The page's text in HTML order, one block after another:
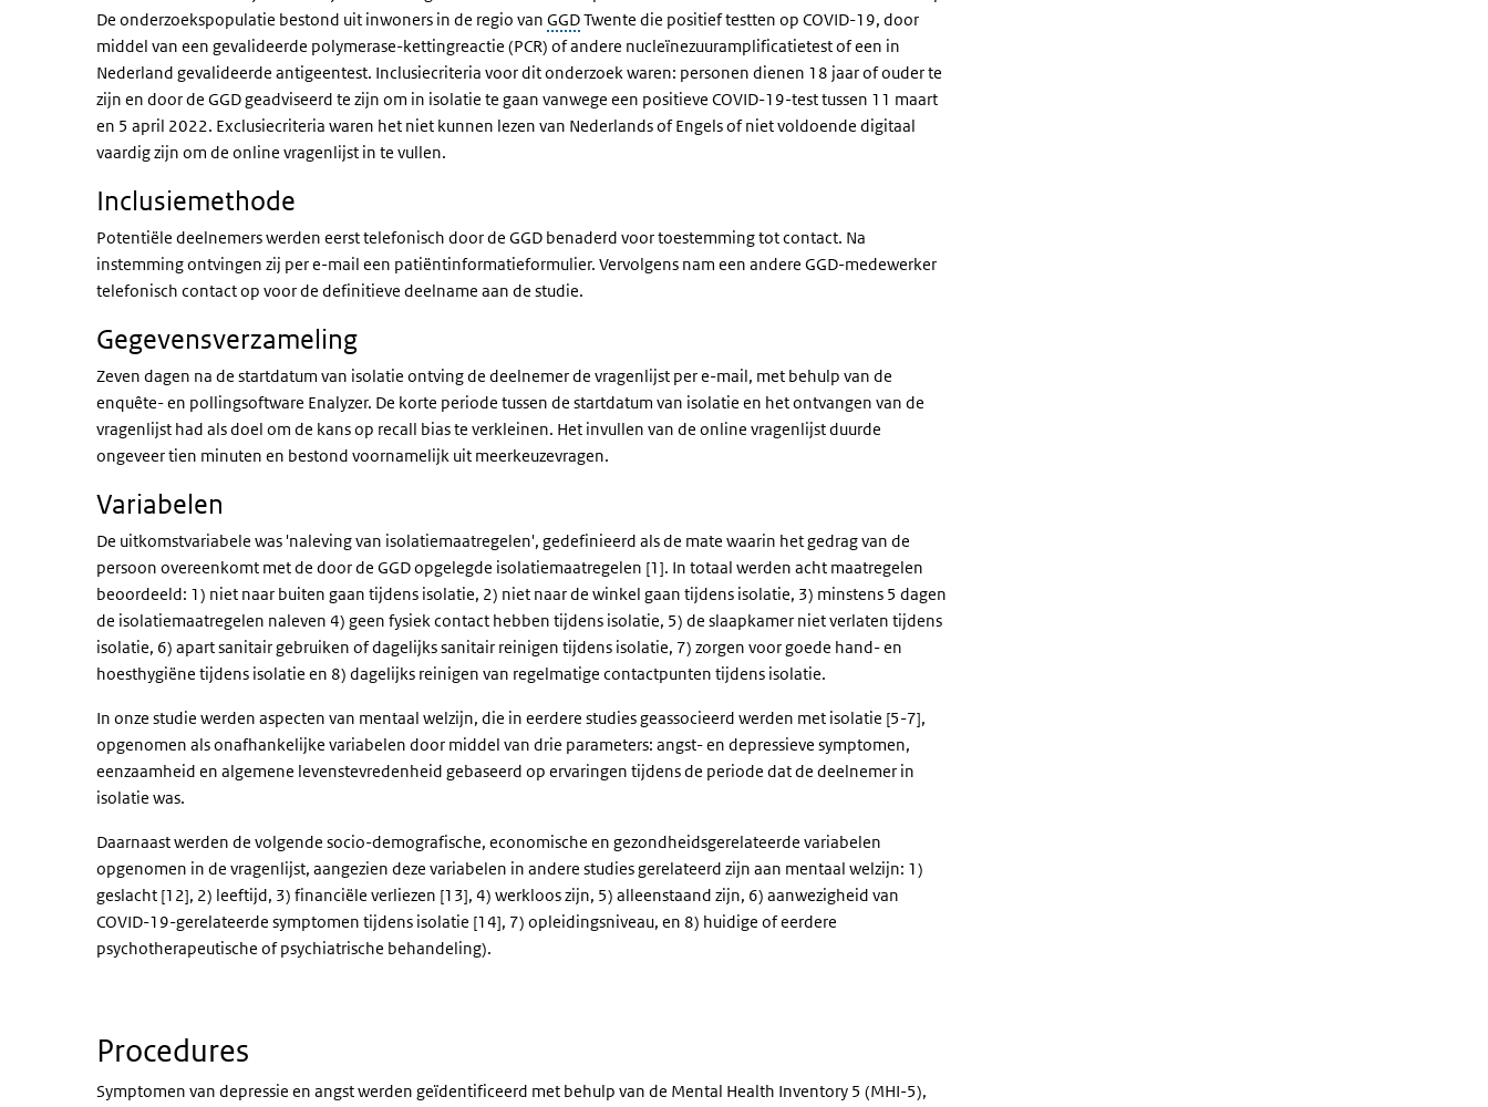
De onderzoekspopulatie bestond uit inwoners in de regio van GGDTwente die positief testten op COVID-19, door
middel van een gevalideerde polymerase-kettingreactie (PCR) of andere nucleïnezuuramplificatietest of een in
Nederland gevalideerde antigeentest. Inclusiecriteria voor dit onderzoek waren: personen dienen 18 jaar of ouder te
zijn en door de GGD geadviseerd te zijn om in isolatie te gaan vanwege een positieve COVID-19-test tussen 11 maart
en 5 april 2022. Exclusiecriteria waren het niet kunnen lezen van Nederlands of Engels of niet voldoende digitaal
vaardig zijn om de online vragenlijst in te vullen.
Inclusiemethode
Potentiële deelnemers werden eerst telefonisch door de GGD benaderd voor toestemming tot contact. Na
instemming ontvingen zij per e-mail een patiëntinformatieformulier. Vervolgens nam een andere GGD-medewerker
telefonisch contact op voor de definitieve deelname aan de studie.
Gegevensverzameling
Zeven dagen na de startdatum van isolatie ontving de deelnemer de vragenlijst per e-mail, met behulp van de
enquête- en pollingsoftware Enalyzer. De korte periode tussen de startdatum van isolatie en het ontvangen van de
vragenlijst had als doel om de kans op recall bias te verkleinen. Het invullen van de online vragenlijst duurde
ongeveer tien minuten en bestond voornamelijk uit meerkeuzevragen.
Variabelen
De uitkomstvariabele was 'naleving van isolatiemaatregelen', gedefinieerd als de mate waarin het gedrag van de
persoon overeenkomt met de door de GGD opgelegde isolatiemaatregelen [1]. In totaal werden acht maatregelen
beoordeeld: 1) niet naar buiten gaan tijdens isolatie, 2) niet naar de winkel gaan tijdens isolatie, 3) minstens 5 dagen
de isolatiemaatregelen naleven 4) geen fysiek contact hebben tijdens isolatie, 5) de slaapkamer niet verlaten tijdens
isolatie, 6) apart sanitair gebruiken of dagelijks sanitair reinigen tijdens isolatie, 7) zorgen voor goede hand- en
hoesthygiëne tijdens isolatie en 8) dagelijks reinigen van regelmatige contactpunten tijdens isolatie.
In onze studie werden aspecten van mentaal welzijn, die in eerdere studies geassocieerd werden met isolatie [5-7],
opgenomen als onafhankelijke variabelen door middel van drie parameters: angst- en depressieve symptomen,
eenzaamheid en algemene levenstevredenheid gebaseerd op ervaringen tijdens de periode dat de deelnemer in
isolatie was.
Daarnaast werden de volgende socio-demografische, economische en gezondheidsgerelateerde variabelen
opgenomen in de vragenlijst, aangezien deze variabelen in andere studies gerelateerd zijn aan mentaal welzijn: 1)
geslacht [12], 2) leeftijd, 3) financiële verliezen [13], 4) werkloos zijn, 5) alleenstaand zijn, 6) aanwezigheid van
COVID-19-gerelateerde symptomen tijdens isolatie [14], 7) opleidingsniveau, en 8) huidige of eerdere
psychotherapeutische of psychiatrische behandeling).
Procedures
Symptomen van depressie en angst werden geïdentificeerd met behulp van de Mental Health Inventory 5 (MHI-5),